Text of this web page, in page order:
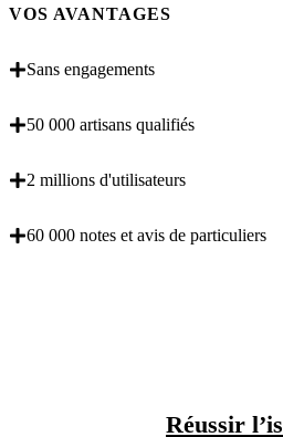
VOS AVANTAGES
Sans engagements
50 000 artisans qualifiés
2 millions d'utilisateurs
60 000 notes et avis de particuliers
Réussir